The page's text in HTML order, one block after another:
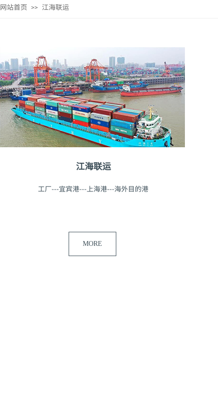
网站首页 >> 江海联运
江海联运
工厂---宜宾港---上海港---海外目的港
MORE